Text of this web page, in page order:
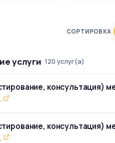
СОРТИРОВКА
услуги· 120 услуг(а)
консультация)
консультация)